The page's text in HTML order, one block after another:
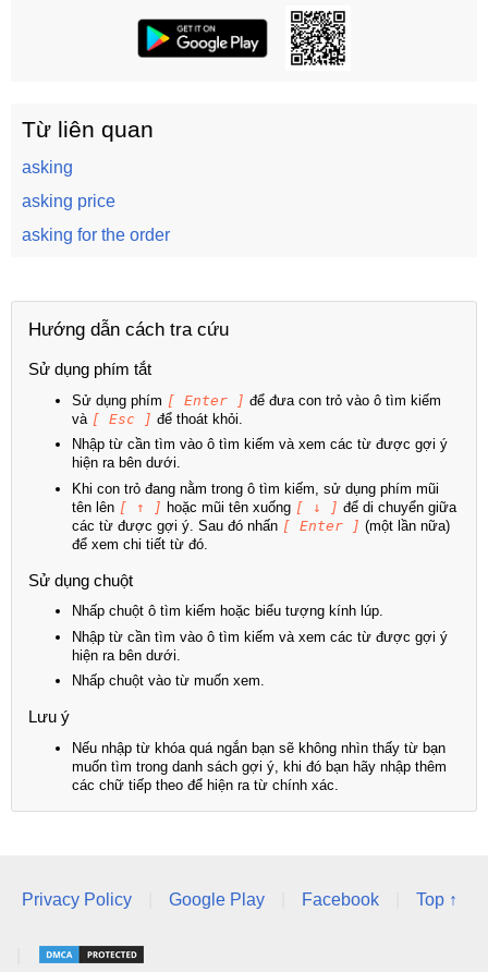
Từ liên quan
asking
asking price
asking for the order
Hướng dẫn cách tra cứu
Sử dụng phím tắt
Sử dụng phím [ Enter ] để đưa con trỏ vào ô tìm kiếm
và [ Esc ] để thoát khỏi.
Nhập từ cần tìm vào ô tìm kiếm và xem các từ được gợi ý
hiện ra bên dưới.
Khi con trỏ đang nằm trong ô tìm kiếm, sử dụng phím mũi
tên lên [ ↑ ] hoặc mũi tên xuống [ ↓ ] để di chuyển giữa
các từ được gợi ý. Sau đó nhấn [ Enter ] (một lần nữa)
để xem chi tiết từ đó.
Sử dụng chuột
Nhấp chuột ô tìm kiếm hoặc biểu tượng kính lúp.
Nhập từ cần tìm vào ô tìm kiếm và xem các từ được gợi ý
hiện ra bên dưới.
Nhấp chuột vào từ muốn xem.
Lưu ý
Nếu nhập từ khóa quá ngắn bạn sẽ không nhìn thấy từ bạn
muốn tìm trong danh sách gợi ý, khi đó bạn hãy nhập thêm
các chữ tiếp theo để hiện ra từ chính xác.
Privacy Policy Google Play Facebook Top ↑